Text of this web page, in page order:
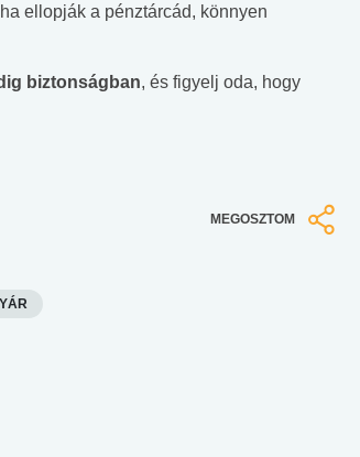
ellopják a pénztárcád, könnyen
biztonságban, és figyelj oda, hogy
MEGOSZTOM
#Suli, munka